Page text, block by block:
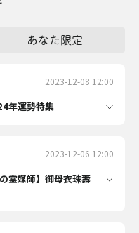
あなた限定
2023-12-08 12:00
年運勢特集
2023-12-06 12:00
霊媒師】御母衣珠壽